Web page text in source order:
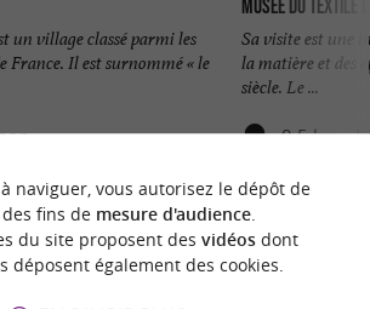
un village classé parmi les
France. Il est surnommé « le
Musée du Textile
Sa visite est une
la matière et des
siècle. Le ...
9,5 km -
naviguer, vous autorisez le dépôt de
fins de mesure d'audience.
du site proposent des vidéosdont
déposent également des cookies.